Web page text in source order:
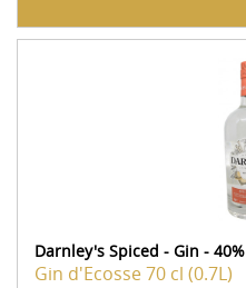
Darnley's Spiced - Gin - 40%
Gin d'Ecosse70 cl (0.7L)